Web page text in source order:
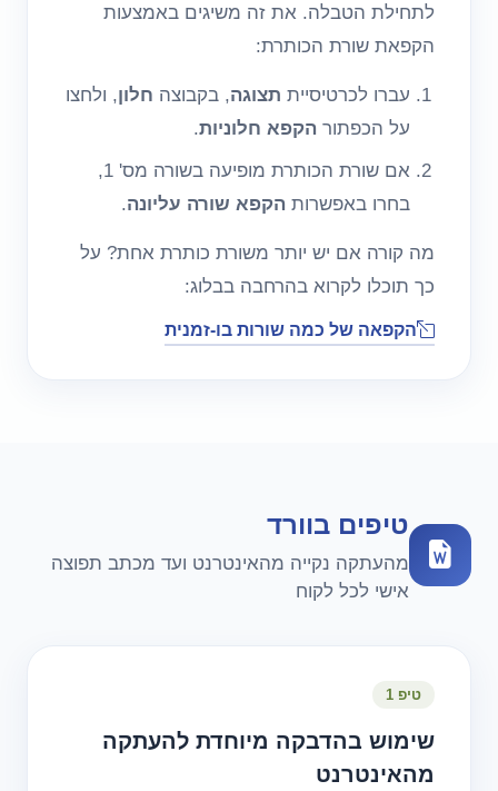
לתחילת הטבלה. את זה משיגים באמצעות
הקפאת שורת הכותרת:
עברו לכרטיסייתתצוגה, בקבוצהחלון, ולחצו
על הכפתורהקפא חלוניות.
אם שורת הכותרת מופיעה בשורה מס' 1,
בחרו באפשרותהקפא שורה עליונה.
מה קורה אם יש יותר משורת כותרת אחת? על
כך תוכלו לקרוא בהרחבה בבלוג:
הקפאה של כמה שורות בו-זמנית
טיפים בוורד
מהעתקה נקייה מהאינטרנט ועד מכתב תפוצה
אישי לכל לקוח
שימוש בהדבקה מיוחדת להעתקה
מהאינטרנט